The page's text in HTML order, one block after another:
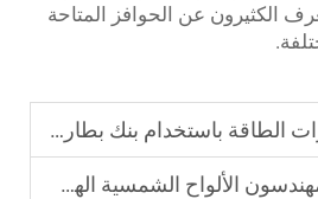
الكثيرون عن الحوافز المتاحة
باستخدام بنك بطاريات شمسي صناعي
الألواح الشمسية الهجينة للاستخدام الصناعي